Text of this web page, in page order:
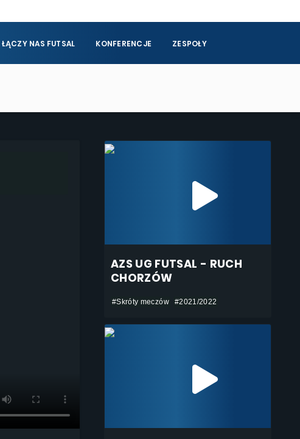
ŁĄCZY NAS FUTSAL KONFERENCJE ZESPOŁY
AZS UG FUTSAL - RUCH
CHORZÓW
#Skróty meczów #2021/2022